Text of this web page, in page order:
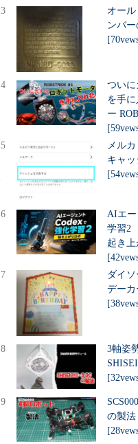
3
オー
ンバ
4
ついに
を手
ー
5
メル
キャ
6
AIエー
学習2
起き
7
ダイ
デーカ
8
3軸姿
9
の製法